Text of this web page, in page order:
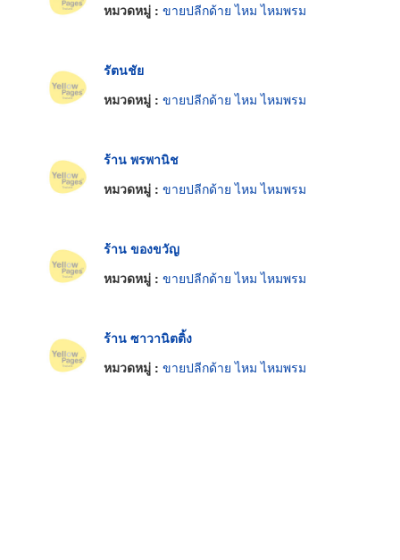
หมวดหมู่ : ขายปลีกด้าย ไหม ไหมพรม
รัตนชัย
หมวดหมู่ : ขายปลีกด้าย ไหม ไหมพรม
ร้าน พรพานิช
หมวดหมู่ : ขายปลีกด้าย ไหม ไหมพรม
ร้าน ของขวัญ
หมวดหมู่ : ขายปลีกด้าย ไหม ไหมพรม
ร้าน ซาวานิตติ้ง
หมวดหมู่ : ขายปลีกด้าย ไหม ไหมพรม